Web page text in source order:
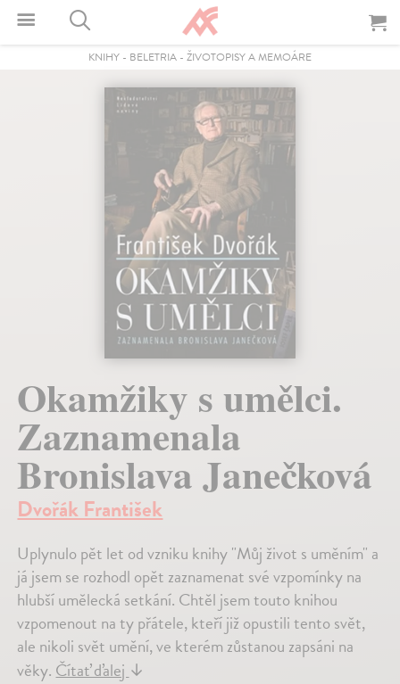
KNIHY - BELETRIA - ŽIVOTOPISY A MEMOÁRE
Okamžiky s umělci.
Zaznamenala
Bronislava Janečková
Dvořák František
Uplynulo pět let od vzniku knihy "Můj život s uměním" a
já jsem se rozhodl opět zaznamenat své vzpomínky na
hlubší umělecká setkání. Chtěl jsem touto knihou
vzpomenout na ty přátele, kteří již opustili tento svět,
ale nikoli svět umění, ve kterém zůstanou zapsáni na
věky. Čítať ďalej ↓